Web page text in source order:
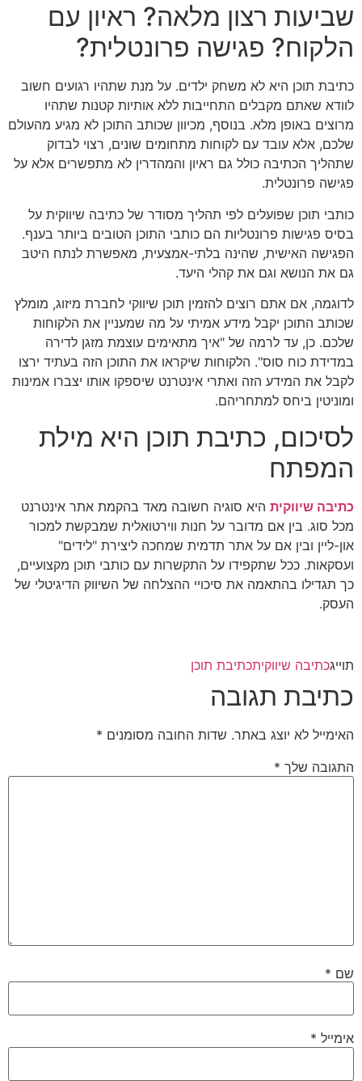
שביעות רצון מלאה? ראיון עם
הלקוח? פגישה פרונטלית?
כתיבת תוכן היא לא משחק ילדים. על מנת שתהיו רגועים חשוב
לוודא שאתם מקבלים התחייבות ללא אותיות קטנות שתהיו
מרוצים באופן מלא. בנוסף, מכיוון שכותב התוכן לא מגיע מהעולם
שלכם, אלא עובד עם לקוחות מתחומים שונים, רצוי לבדוק
שתהליך הכתיבה כולל גם ראיון והמהדרין לא מתפשרים אלא על
פגישה פרונטלית.
כותבי תוכן שפועלים לפי תהליך מסודר של כתיבה שיווקית על
בסיס פגישות פרונטליות הם כותבי התוכן הטובים ביותר בענף.
הפגישה האישית, שהינה בלתי-אמצעית, מאפשרת לנתח היטב
גם את הנושא וגם את קהלי היעד.
לדוגמה, אם אתם רוצים להזמין תוכן שיווקי לחברת מיזוג, מומלץ
שכותב התוכן יקבל מידע אמיתי על מה שמעניין את הלקוחות
שלכם. כן, עד לרמה של "איך מתאימים עוצמת מזגן לדירה
במדידת כוח סוס". הלקוחות שיקראו את התוכן הזה בעתיד ירצו
לקבל את המידע הזה ואתרי אינטרנט שיספקו אותו יצברו אמינות
ומוניטין ביחס למתחריהם.
לסיכום, כתיבת תוכן היא מילת
המפתח
כתיבה שיווקית היא סוגיה חשובה מאד בהקמת אתר אינטרנט
מכל סוג. בין אם מדובר על חנות ווירטואלית שמבקשת למכור
און-ליין ובין אם על אתר תדמית שמחכה ליצירת "לידים"
ועסקאות. ככל שתקפידו על התקשרות עם כותבי תוכן מקצועיים,
כך תגדילו בהתאמה את סיכויי ההצלחה של השיווק הדיגיטלי של
העסק.
תוייגכתיבה שיווקיתכתיבת תוכן
כתיבת תגובה
האימייל לא יוצג באתר. שדות החובה מסומנים *
התגובה שלך *
שם *
אימייל *